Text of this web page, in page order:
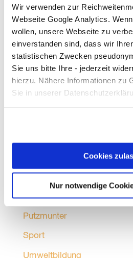
Wir verwenden zur
Webseite Google Analytics.
wollen, unsere Webseite zu
einverstanden sind, dass wir
statistischen Zwecken
Sie uns bitte Ihre - jederzeit
hierzu. Nähere Informationen zu
Sie in unserer
Cookies
Nur notwendige
Kategorien
Allgemein
Bauen und Wohnen
Energie
Events
Organisationen
Partner
Putzmunter
Sport
Umweltbildung